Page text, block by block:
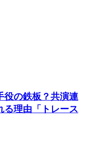
役の鉄板？共演連
る理由「トレース